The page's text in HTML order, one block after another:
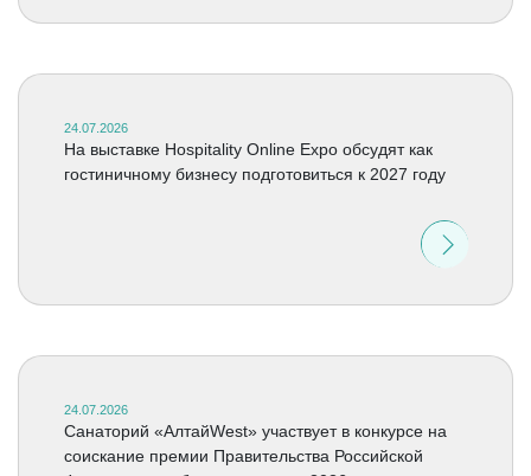
24.07.2026
На выставке Hospitality Online Expo обсудят как
гостиничному бизнесу подготовиться к 2027 году
24.07.2026
Санаторий «АлтайWest» участвует в конкурсе на
соискание премии Правительства Российской